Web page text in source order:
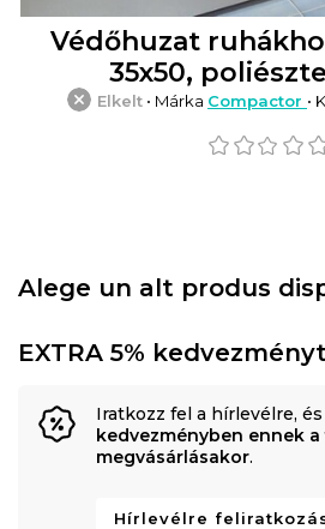
Védőhuzat
35x50,
Elkelt • Márka Compactor •
Alege un alt produs
EXTRA 5%
Iratkozz fel a hírlevélre,
kedvezményben ennek
megvásárlásakor.
Hírlevélre